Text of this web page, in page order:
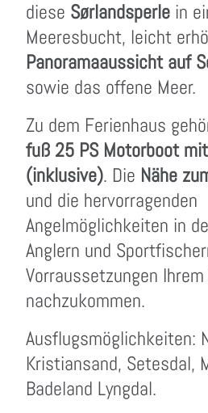
diese Sørlandsperle in
Meeresbucht, leicht
Panoramaaussicht auf
sowie das offene Meer.
Zu dem Ferienhaus
fuß 25 PS Motorboot
(inklusive). Die Nähe
und die hervorragenden
Angelmöglichkeiten in
Anglern und
Vorraussetzungen Ihrem
nachzukommen.
Ausflugsmöglichkeiten:
Kristiansand, Setesdal,
Badeland Lyngdal.